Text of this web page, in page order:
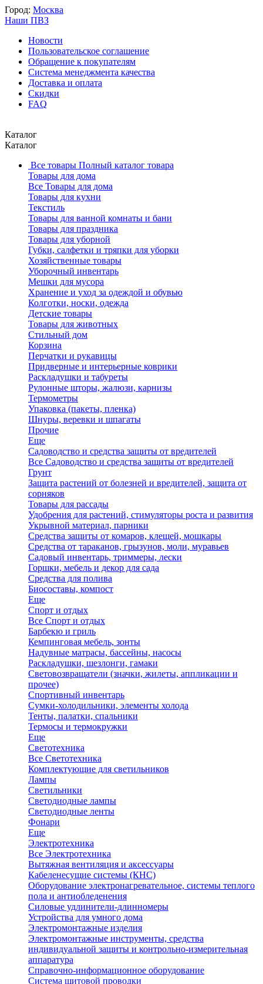
Город: Москва
Наши ПВЗ
Новости
Пользовательское соглашение
Обращение к покупателям
Система менеджмента качества
Доставка и оплата
Скидки
FAQ
Каталог
Каталог
Все товары Полный каталог товара
Товары для дома
Все Товары для дома
Товары для кухни
Текстиль
Товары для ванной комнаты и бани
Товары для праздника
Товары для уборной
Губки, салфетки и тряпки для уборки
Хозяйственные товары
Уборочный инвентарь
Мешки для мусора
Хранение и уход за одеждой и обувью
Колготки, носки, одежда
Детские товары
Товары для животных
Стильный дом
Корзина
Перчатки и рукавицы
Придверные и интерьерные коврики
Раскладушки и табуреты
Рулонные шторы, жалюзи, карнизы
Термометры
Упаковка (пакеты, пленка)
Шнуры, веревки и шпагаты
Прочие
Еще
Садоводство и средства защиты от вредителей
Все Садоводство и средства защиты от вредителей
Грунт
Защита растений от болезней и вредителей, защита от
сорняков
Товары для рассады
Удобрения для растений, стимуляторы роста и развития
Укрывной материал, парники
Средства защиты от комаров, клещей, мошкары
Средства от тараканов, грызунов, моли, муравьев
Садовый инвентарь, триммеры, лески
Горшки, мебель и декор для сада
Средства для полива
Биосоставы, компост
Еще
Спорт и отдых
Все Спорт и отдых
Барбекю и гриль
Кемпинговая мебель, зонты
Надувные матрасы, бассейны, насосы
Раскладушки, шезлонги, гамаки
Световозвращатели (значки, жилеты, аппликации и
прочее)
Спортивный инвентарь
Сумки-холодильники, элементы холода
Тенты, палатки, спальники
Термосы и термокружки
Еще
Светотехника
Все Светотехника
Комплектующие для светильников
Лампы
Светильники
Светодиодные лампы
Светодиодные ленты
Фонари
Еще
Электротехника
Все Электротехника
Вытяжная вентиляция и аксессуары
Кабеленесущие системы (КНС)
Оборудование электронагревательное, системы теплого
пола и антиобледенения
Силовые удлинители-длинномеры
Устройства для умного дома
Электромонтажные изделия
Электромонтажные инструменты, средства
индивидуальной защиты и контрольно-измерительная
аппаратура
Справочно-информационное оборудование
Система щитовой проводки